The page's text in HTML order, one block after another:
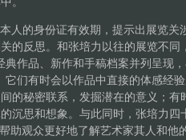
人的身份证有效期，提示出展览关
的反思。和张培力以往的展览不同
作品、新作和手稿档案并列呈现
们有时会以作品中直接的体感经
的秘密联系，发掘潜在的意义；有
沉思和想象。与此同时，张培力四
助观众更好地了解艺术家其人和他